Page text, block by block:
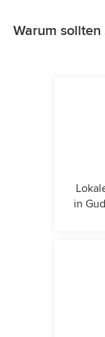
Warum
in